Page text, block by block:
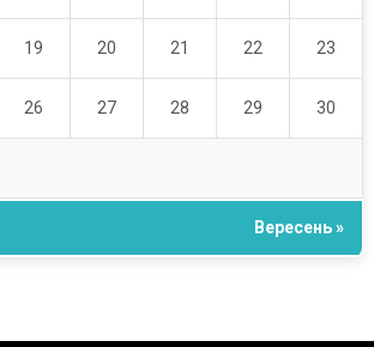
19 20 21 22 23
26 27 28 29 30
Вересень »